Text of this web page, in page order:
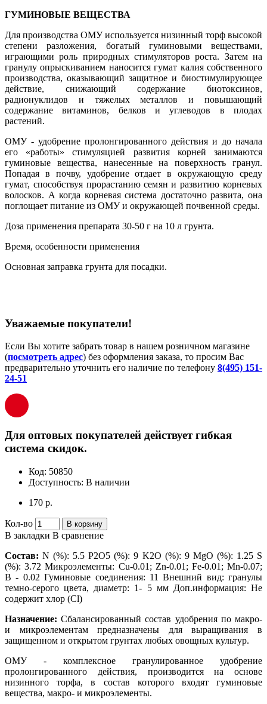
ГУМИНОВЫЕ ВЕЩЕСТВА
Для производства ОМУ используется низинный торф высокой
степени разложения, богатый гуминовыми веществами,
играющими роль природных стимуляторов роста. Затем на
гранулу опрыскиванием наносится гумат калия собственного
производства, оказывающий защитное и биостимулирующее
действие, снижающий содержание биотоксинов,
радионуклидов и тяжелых металлов и повышающий
содержание витаминов, белков и углеводов в плодах
растений.
ОМУ - удобрение пролонгированного действия и до начала
его «работы» стимуляцией развития корней занимаются
гуминовые вещества, нанесенные на поверхность гранул.
Попадая в почву, удобрение отдает в окружающую среду
гумат, способствуя прорастанию семян и развитию корневых
волосков. А когда корневая система достаточно развита, она
поглощает питание из ОМУ и окружающей почвенной среды.
Доза применения препарата 30-50 г на 10 л грунта.
Время, особенности применения
Основная заправка грунта для посадки.
Уважаемые покупатели!
Если Вы хотите забрать товар в нашем розничном магазине
(посмотреть адрес) без оформления заказа, то просим Вас
предварительно уточнить его наличие по телефону 8(495) 151-
24-51
Для оптовых покупателей действует гибкая
система скидок.
Код: 50850
Доступность: В наличии
170 р.
Кол-во В корзину
В закладки В сравнение
Состав: N (%): 5.5 P2O5 (%): 9 K2O (%): 9 MgO (%): 1.25 S
(%): 3.72 Микроэлементы: Cu-0.01; Zn-0.01; Fe-0.01; Mn-0.07;
В - 0.02 Гуминовые соединения: 11 Внешний вид: гранулы
темно-серого цвета, диаметр: 1- 5 мм Доп.информация: Не
содержит хлор (Cl)
Назначение: Сбалансированный состав удобрения по макро-
и микроэлементам предназначены для выращивания в
защищенном и открытом грунтах любых овощных культур.
ОМУ - комплексное гранулированное удобрение
пролонгированного действия, производится на основе
низинного торфа, в состав которого входят гуминовые
вещества, макро- и микроэлементы.